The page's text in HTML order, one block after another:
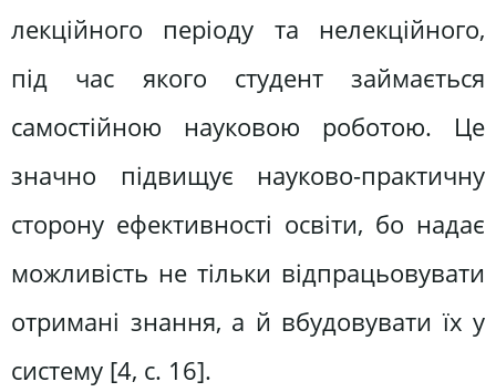
лекційного періоду та нелекційного,
під час якого студент займається
самостійною науковою роботою. Це
значно підвищує науково-практичну
сторону ефективності освіти, бо надає
можливість не тільки відпрацьовувати
отримані знання, а й вбудовувати їх у
систему [4, c. 16].